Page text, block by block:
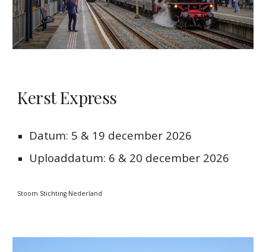
Kerst Express
Datum: 5 & 19 december 2026
Uploaddatum: 6 & 20 december 2026
Stoom Stichting Nederland